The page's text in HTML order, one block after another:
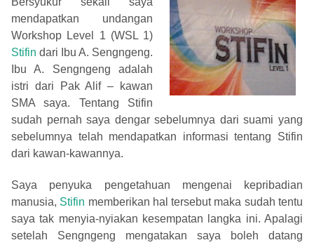
mendapatkan undangan
Workshop Level 1 (WSL 1)
Stifin dari Ibu A. Sengngeng.
Ibu A. Sengngeng adalah
istri dari Pak Alif – kawan
SMA saya. Tentang Stifin
sudah pernah saya dengar sebelumnya dari suami yang
sebelumnya telah mendapatkan informasi tentang Stifin
dari kawan-kawannya.
Saya penyuka pengetahuan mengenai kepribadian
manusia, Stifin memberikan hal tersebut maka sudah tentu
saya tak menyia-nyiakan kesempatan langka ini. Apalagi
setelah Sengngeng mengatakan saya boleh datang